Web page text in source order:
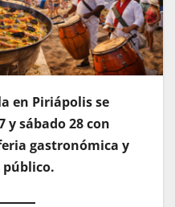
en Piriápolis se
y sábado 28 con
gastronómica y
público.